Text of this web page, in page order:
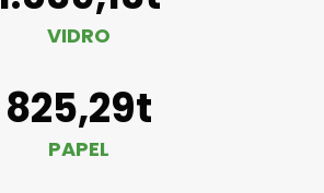
VIDRO
825,29t
PAPEL